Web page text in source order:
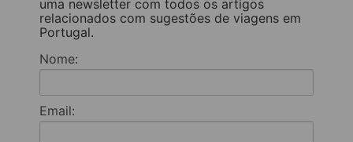
uma newsletter com todos os artigos
relacionados com sugestões de viagens em
Portugal.
Nome:
Email: